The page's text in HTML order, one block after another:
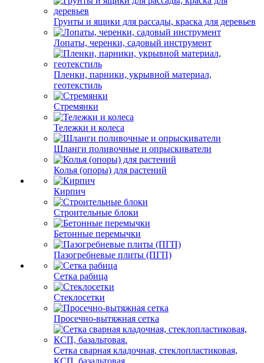
Грунты и ящики для рассады, краска для деревьев
Лопаты, черенки, садовый инструмент
Пленки, парники, укрывной материал,
геотекстиль
Стремянки
Тележки и колеса
Шланги поливочные и опрыскиватели
Колья (опоры) для растений
Кирпич
Строительные блоки
Бетонные перемычки
Пазогребневые плиты (ПГП)
Сетка рабица
Стеклосетки
Просечно-вытяжная сетка
Сетка сварная кладочная, стеклопластиковая,
КСП, базальтовая.